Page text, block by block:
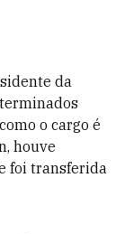
da
o cargo é
houve
foi transferida